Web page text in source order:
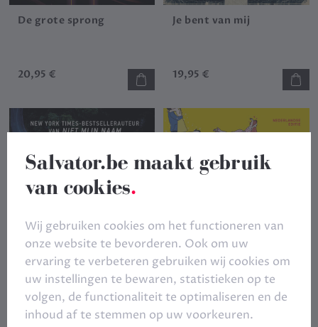
De grote sprong
20,95 €
Je bent van mij
19,95 €
Salvator.be maakt gebruik
van cookies.
Wij gebruiken cookies om het functioneren van
onze website te bevorderen. Ook om uw
ervaring te verbeteren gebruiken wij cookies om
uw instellingen te bewaren, statistieken op te
volgen, de functionaliteit te optimaliseren en de
inhoud af te stemmen op uw voorkeuren.